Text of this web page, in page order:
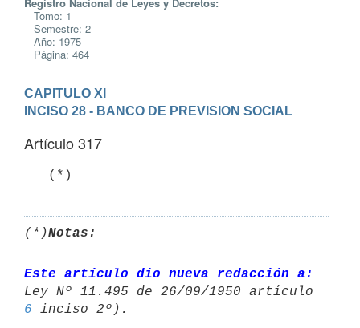
Tomo: 1
Semestre: 2
Año: 1975
Página: 464
CAPITULO XI
INCISO 28 - BANCO DE PREVISION SOCIAL
Artículo 317
   (*)
(*)Notas:
Este artículo dio nueva redacción a:
6